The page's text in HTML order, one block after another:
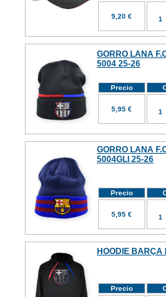
9,20 €
GORRO LANA
5004 25-26
Precio
5,95 €
GORRO LANA
5004GLI 25-26
Precio
5,95 €
HOODIE BARÇA
Precio